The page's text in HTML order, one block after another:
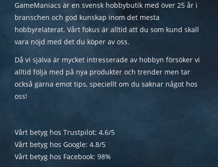
GameManiacs är en svensk hobbybutik med över 25 år i
branschen och god kunskap inom det mesta
hobbyrelaterat. Vårt fokus är alltid att du som kund skall
vara nöjd med det du köper av oss.
Då vi själva är mycket intresserade av hobbyn försöker vi
alltid följa med på nya produkter och trender men tar
också gärna emot tips, speciellt om du saknar något hos
oss!
Vårt betyg hos Trustpilot: 4.6/5
Vårt betyg hos Google: 4.8/5
Vårt betyg hos Facebook: 98%